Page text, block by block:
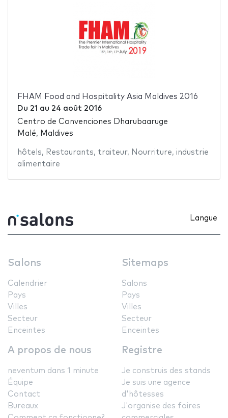
FHAM Food and Hospitality Asia Maldives 2016
Du 21 au 24 août 2016
Centro de Convenciones Dharubaaruge
Malé, Maldives
hôtels, Restaurants, traiteur, Nourriture, industrie
alimentaire
Langue
Salons
Calendrier
Pays
Villes
Secteur
Enceintes
Sitemaps
Salons
Pays
Villes
Secteur
Enceintes
A propos de nous
neventum dans 1 minute
Équipe
Contact
Bureaux
Registre
Je construis des stands
Je suis une agence
d'hôtesses
J'organise des foires